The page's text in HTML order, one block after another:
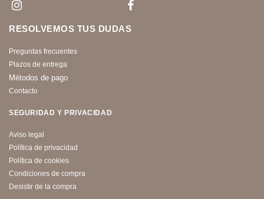
RESOLVEMOS TUS DUDAS
Preguntas frecuentes
Plazos de entrega
Métodos de pago
Contacto
SEGURIDAD Y PRIVACIDAD
Aviso legal
Política de privacidad
Política de cookies
Condiciones de compra
Desistir de la compra